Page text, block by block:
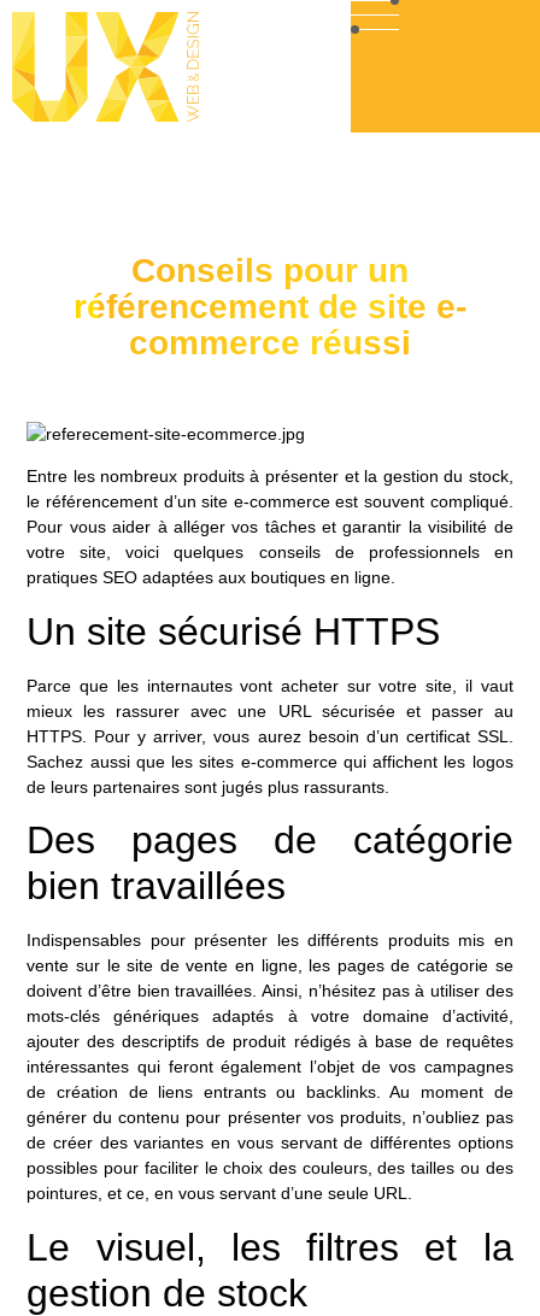
Conseils pour un
référencement de site e-
commerce réussi
Entre les nombreux produits à présenter et la gestion du stock,
le référencement d’un site e-commerce est souvent compliqué.
Pour vous aider à alléger vos tâches et garantir la visibilité de
votre site, voici quelques conseils de professionnels en
pratiques SEO adaptées aux boutiques en ligne.
Un site sécurisé HTTPS
Parce que les internautes vont acheter sur votre site, il vaut
mieux les rassurer avec une URL sécurisée et passer au
HTTPS. Pour y arriver, vous aurez besoin d’un certificat SSL.
Sachez aussi que les sites e-commerce qui affichent les logos
de leurs partenaires sont jugés plus rassurants.
Des pages de catégorie
bien travaillées
Indispensables pour présenter les différents produits mis en
vente sur le site de vente en ligne, les pages de catégorie se
doivent d’être bien travaillées. Ainsi, n’hésitez pas à utiliser des
mots-clés génériques adaptés à votre domaine d’activité,
ajouter des descriptifs de produit rédigés à base de requêtes
intéressantes qui feront également l’objet de vos campagnes
de création de liens entrants ou backlinks. Au moment de
générer du contenu pour présenter vos produits, n’oubliez pas
de créer des variantes en vous servant de différentes options
possibles pour faciliter le choix des couleurs, des tailles ou des
pointures, et ce, en vous servant d’une seule URL.
Le visuel, les filtres et la
gestion de stock